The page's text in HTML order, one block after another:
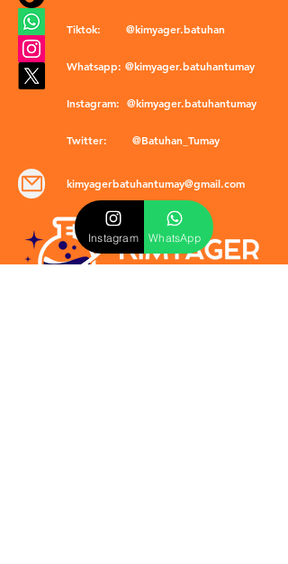
Tiktok: @kimyager.batuhan
Whatsapp: @kimyager.batuhantumay
Instagram: @kimyager.batuhantumay
Twitter: @Batuhan_Tumay
kimyagerbatuhantumay@gmail.com
Instagram WhatsApp